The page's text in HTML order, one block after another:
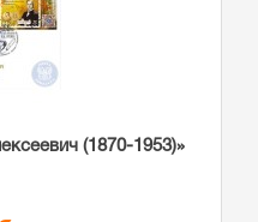
(1870-1953)»